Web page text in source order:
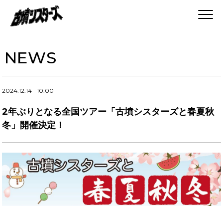
NEWS
2024.12.14 10:00
2年ぶりとなる全国ツアー「古墳シスターズと春夏秋
冬」開催決定！